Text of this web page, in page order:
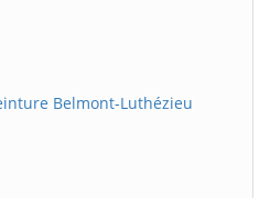
Belmont-Luthézieu